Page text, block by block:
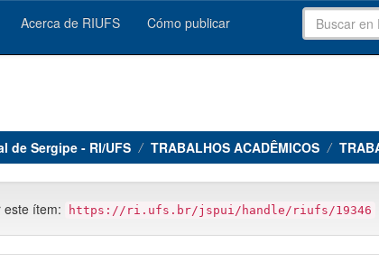
Acerca de RIUFS Cómo publicar
de Sergipe - RI/UFS TRABALHOS ACADÊMICOS
este ítem: https://ri.ufs.br/jspui/handle/riufs/19346